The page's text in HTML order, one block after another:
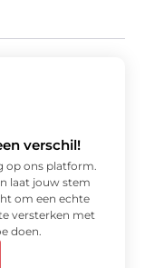
verschil!
op ons platform.
laat jouw stem
om een echte
versterken met
doen.